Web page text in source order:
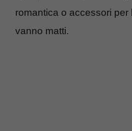
romantica o accessori per
vanno matti.